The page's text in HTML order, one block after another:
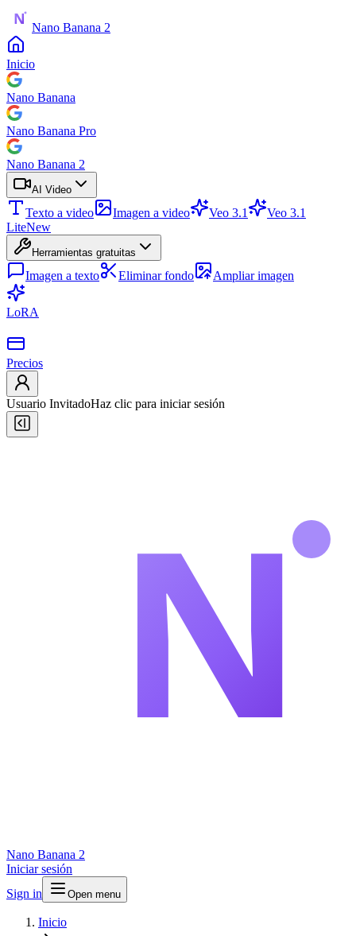
Nano Banana 2
Inicio
Nano Banana
Nano Banana Pro
Nano Banana 2
AI Video
Texto a video Imagen a video Veo 3.1
Veo 3.1
LiteNew
Herramientas gratuitas
Imagen a texto Eliminar fondo Ampliar imagen
LoRA
Precios
Usuario InvitadoHaz clic para iniciar sesión
Nano Banana 2
Iniciar sesión
Sign in
Open menu
Inicio